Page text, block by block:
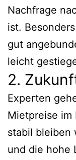
Nachfrage
ist.
gut
leicht
2.
Experten
Mietpreise im
stabil bleiben
und die hohe